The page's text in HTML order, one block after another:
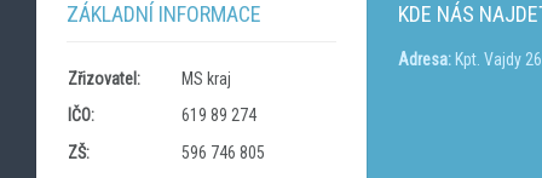
ZÁKLADNÍ INFORMACE
Zřizovatel:
MS kraj
IČO:
619 89 274
ZŠ:
596 746 805
KDE NÁS
Adresa:Kpt. Vajdy